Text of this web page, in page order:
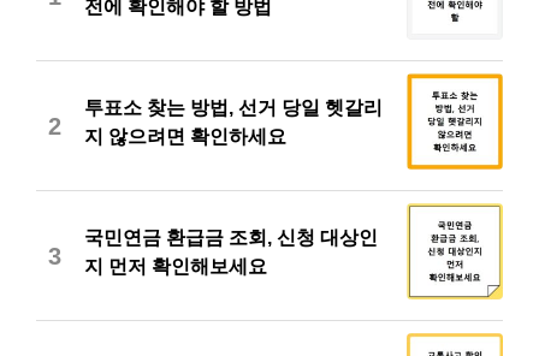
전에 확인해야 할 방법
2
투표소 찾는 방법, 선거 당일 헷갈리
지 않으려면 확인하세요
3
국민연금 환급금 조회, 신청 대상인
지 먼저 확인해보세요